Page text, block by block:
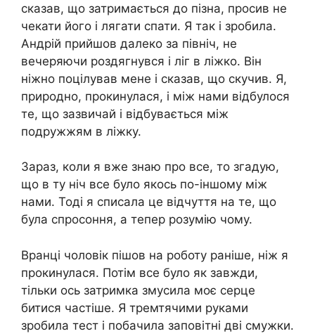
сказав, що затримається до пізна, просив не
чекати його і лягати спати. Я так і зробила.
Андрій прийшов далеко за північ, не
вечеряючи роздягнувся і ліг в ліжко. Він
ніжно поцілував мене і сказав, що скучив. Я,
природно, прокинулася, і між нами відбулося
те, що зазвичай і відбувається між
подружжям в ліжку.
Зараз, коли я вже знаю про все, то згадую,
що в ту ніч все було якось по-іншому між
нами. Тоді я списала це відчуття на те, що
була спросоння, а тепер розумію чому.
Вранці чоловік пішов на роботу раніше, ніж я
прокинулася. Потім все було як завжди,
тільки ось затримка змусила моє серце
битися частіше. Я тремтячими руками
зробила тест і побачила заповітні дві смужки.